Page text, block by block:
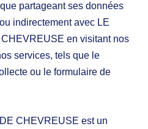
partageant ses données
indirectement avec LE
en visitant nos
services, tels que le
ou le formulaire de
CHEVREUSE est un